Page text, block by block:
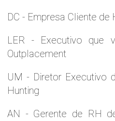
DC - Empresa Cliente de
LER - Executivo que
Outplacement
UM - Diretor Executivo
Hunting
AN - Gerente de RH